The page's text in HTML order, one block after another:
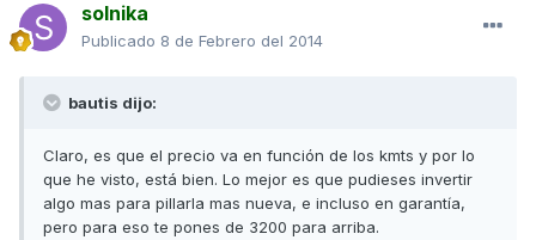
solnika
Publicado 8 de Febrero del 2014
bautis dijo:
Claro, es que el precio va en función de los kmts y por lo
que he visto, está bien. Lo mejor es que pudieses invertir
algo mas para pillarla mas nueva, e incluso en garantía,
pero para eso te pones de 3200 para arriba.